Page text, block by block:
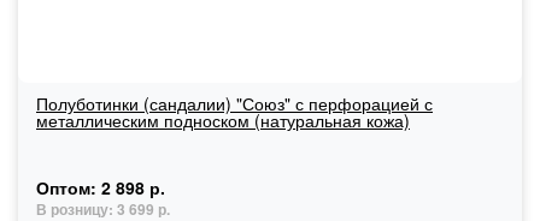
Полуботинки (сандалии) "Союз" с перфорацией с
металлическим подноском (натуральная кожа)
Оптом: 2 898 р.
В розницу: 3 699 р.